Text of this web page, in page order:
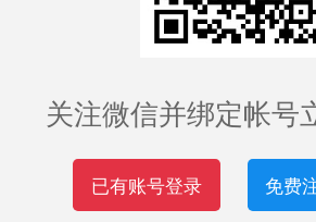
关注微信并绑定帐号
已有账号登录 免费